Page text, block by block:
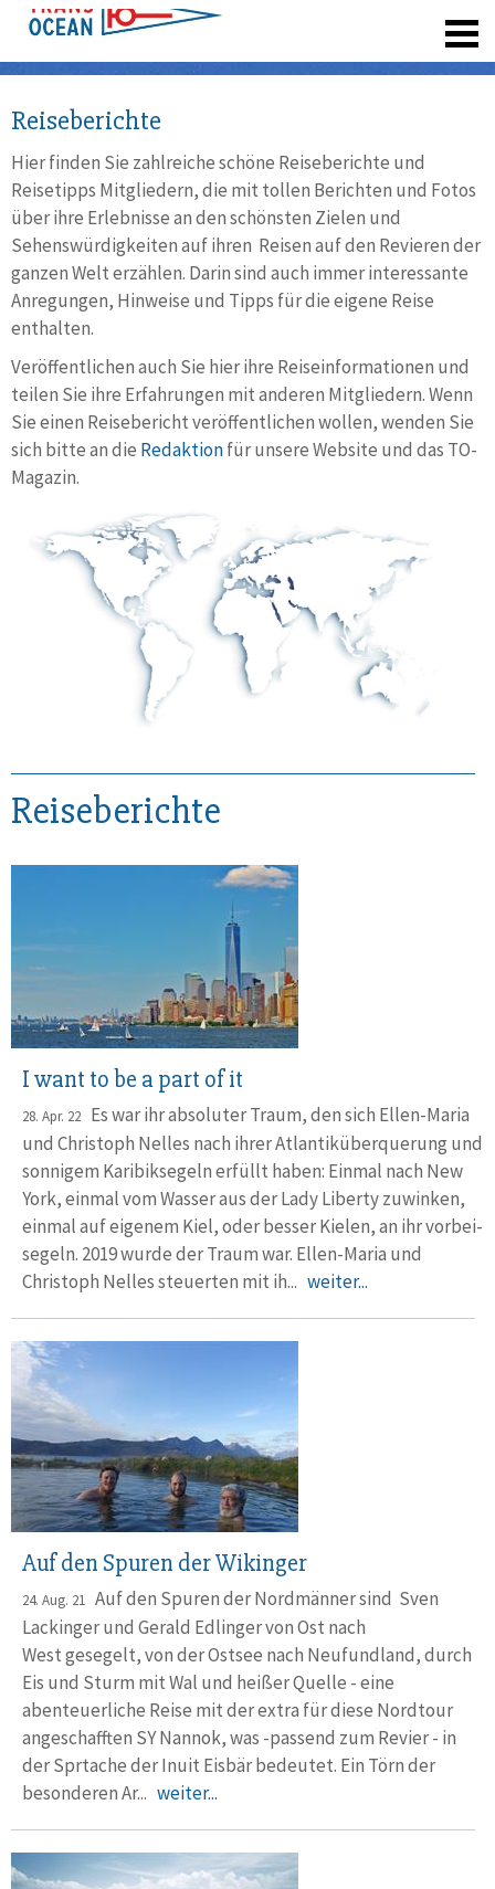
Reiseberichte
Hier finden Sie zahlreiche schöne Reiseberichte und
Reisetipps Mitgliedern, die mit tollen Berichten und Fotos
über ihre Erlebnisse an den schönsten Zielen und
Sehenswürdigkeiten auf ihren Reisen auf den Revieren der
ganzen Welt erzählen. Darin sind auch immer interessante
Anregungen, Hinweise und Tipps für die eigene Reise
enthalten.
Veröffentlichen auch Sie hier ihre Reiseinformationen und
teilen Sie ihre Erfahrungen mit anderen Mitgliedern. Wenn
Sie einen Reisebericht veröffentlichen wollen, wenden Sie
sich bitte an die Redaktionfür unsere Website und das TO-
Magazin.
Reiseberichte
I want to be a part of it
28. Apr. 22 Es war ihr absoluter Traum, den sich Ellen-Maria
und Christoph Nelles nach ihrer Atlantik­über­querung und
sonnigem Karibik­segeln erfüllt haben: Einmal nach New
York, einmal vom Wasser aus der Lady Liberty zuwinken,
einmal auf eigenem Kiel, oder besser Kielen, an ihr vorbei­
segeln. 2019 wurde der Traum war. Ellen-Maria und
Christoph Nelles steuerten mit ih... weiter...
Auf den Spuren der Wikinger
24. Aug. 21 Auf den Spuren der Nordmänner sind Sven
Lackinger und Gerald Edlinger von Ost nach
West gesegelt, von der Ostsee nach Neufundland, durch
Eis und Sturm mit Wal und heißer Quelle - eine
abenteuerliche Reise mit der extra für diese Nordtour
angeschafften SY Nannok, was -passend zum Revier - in
der Sprtache der Inuit Eisbär bedeutet. Ein Törn der
besonderen Ar... weiter...